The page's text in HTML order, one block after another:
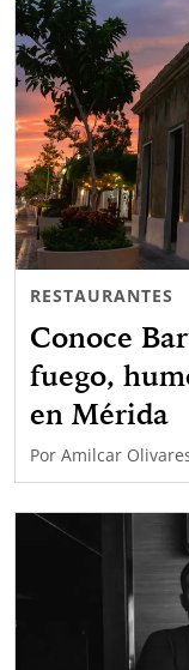
RESTAURANTES
Conoce
fuego,
en Mérida
Por Amilcar